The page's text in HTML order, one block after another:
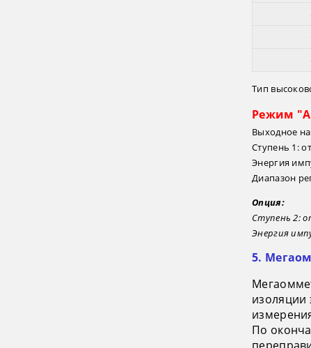
Тип
Режим
Выходное
Ступень 1:
Энергия
Диапазон
Опция:
Ступень 2:
Энергия
5.
изоляции
По